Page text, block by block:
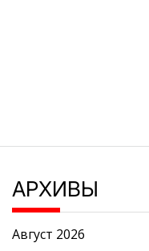
АРХИВЫ
Август 2026